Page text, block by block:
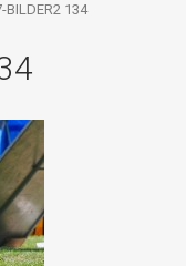
BILDER2 134